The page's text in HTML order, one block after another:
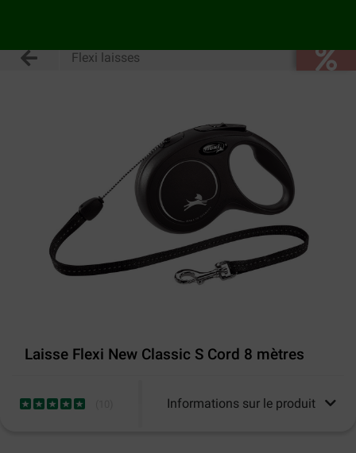
Flexi laisses
Laisse Flexi New Classic S Cord 8 mètres
Informations sur le produit